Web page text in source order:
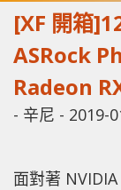
[XF 開箱
ASRock
Radeon
- 辛尼 - 2019-
面對著